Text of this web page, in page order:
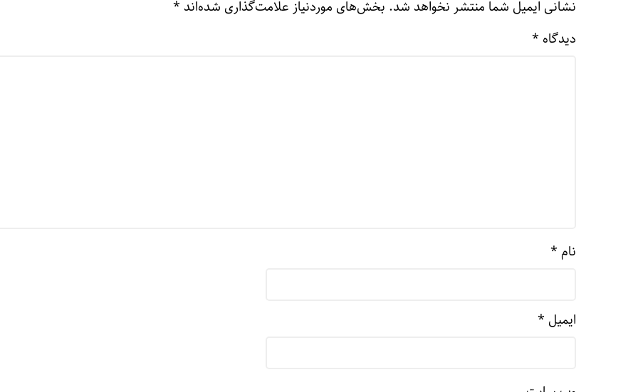
نشانی ایمیل شما منتشر نخواهد شد. بخش‌های موردنیاز علامت‌گذاری شده‌اند *
دیدگاه *
نام *
ایمیل *